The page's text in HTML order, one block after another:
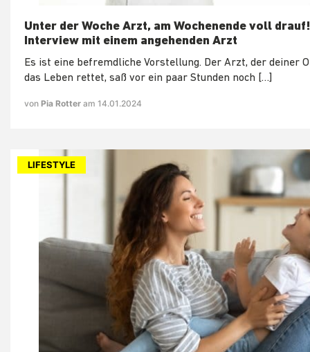
Unter der Woche Arzt, am Wochenende voll drauf!
Interview mit einem angehenden Arzt
Es ist eine befremdliche Vorstellung. Der Arzt, der deiner
das Leben rettet, saß vor ein paar Stunden noch […]
von Pia Rotter am 14.01.2024
LIFESTYLE